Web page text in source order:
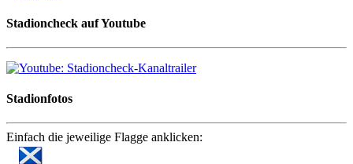
Stadioncheck auf Youtube
Stadionfotos
Einfach die jeweilige Flagge anklicken: